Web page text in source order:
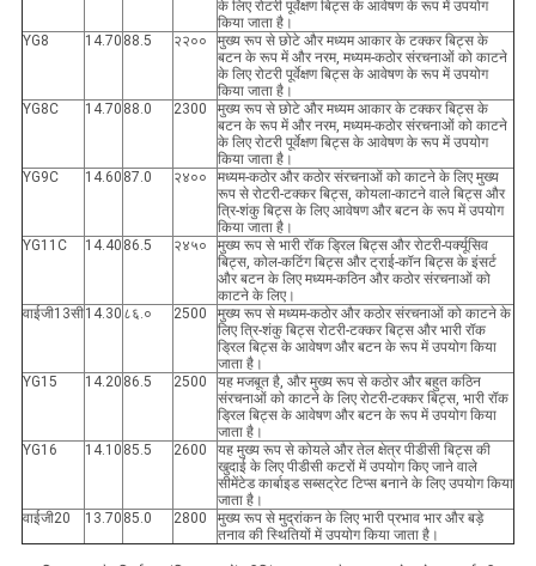
के लिए रोटरी पूर्वेक्षण बिट्स के आवेषण के रूप में उपयोग
किया जाता है।
YG8
14.70 88.5 २२००
मुख्य रूप से छोटे और मध्यम आकार के टक्कर बिट्स के
बटन के रूप में और नरम, मध्यम-कठोर संरचनाओं को काटने
के लिए रोटरी पूर्वेक्षण बिट्स के आवेषण के रूप में उपयोग
किया जाता है।
YG8C
14.70 88.0 2300
मुख्य रूप से छोटे और मध्यम आकार के टक्कर बिट्स के
बटन के रूप में और नरम, मध्यम-कठोर संरचनाओं को काटने
के लिए रोटरी पूर्वेक्षण बिट्स के आवेषण के रूप में उपयोग
किया जाता है।
YG9C
14.60 87.0 २४००
मध्यम-कठोर और कठोर संरचनाओं को काटने के लिए मुख्य
रूप से रोटरी-टक्कर बिट्स, कोयला-काटने वाले बिट्स और
त्रि-शंकु बिट्स के लिए आवेषण और बटन के रूप में उपयोग
किया जाता है।
YG11C
14.40 86.5 २४५०
मुख्य रूप से भारी रॉक ड्रिल बिट्स और रोटरी-पर्क्यूसिव
बिट्स, कोल-कटिंग बिट्स और ट्राई-कॉन बिट्स के इंसर्ट
और बटन के लिए मध्यम-कठिन और कठोर संरचनाओं को
काटने के लिए।
वाईजी13सी14.30 ८६.० 2500
मुख्य रूप से मध्यम-कठोर और कठोर संरचनाओं को काटने के
लिए त्रि-शंकु बिट्स रोटरी-टक्कर बिट्स और भारी रॉक
ड्रिल बिट्स के आवेषण और बटन के रूप में उपयोग किया
जाता है।
YG15
14.20 86.5 2500
यह मजबूत है, और मुख्य रूप से कठोर और बहुत कठिन
संरचनाओं को काटने के लिए रोटरी-टक्कर बिट्स, भारी रॉक
ड्रिल बिट्स के आवेषण और बटन के रूप में उपयोग किया
जाता है।
YG16
14.10 85.5 2600
यह मुख्य रूप से कोयले और तेल क्षेत्र पीडीसी बिट्स की
खुदाई के लिए पीडीसी कटरों में उपयोग किए जाने वाले
सीमेंटेड कार्बाइड सब्सट्रेट टिप्स बनाने के लिए उपयोग किया
जाता है।
वाईजी20
13.70 85.0 2800
मुख्य रूप से मुद्रांकन के लिए भारी प्रभाव भार और बड़े
तनाव की स्थितियों में उपयोग किया जाता है।